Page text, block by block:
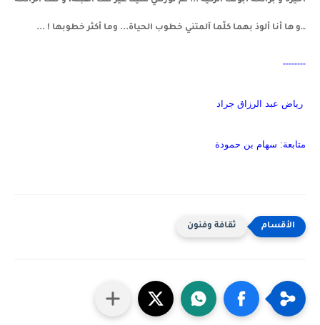
…و ها أنا ألوذ بهما كلّما آلمتني خطوب الحياة... وما أكثر خطوبها ! ...
--------
رياض عبد الرزاق جراد
متابعة: سهام بن حمودة
ثقافة وفنون